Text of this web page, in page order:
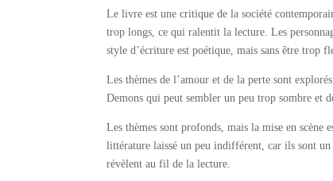
Le livre est une critique de la société
trop longs, ce qui ralentit la lecture. Les
style d’écriture est poétique, mais sans être trop
Les thèmes de l’amour et de la perte sont
Demons qui peut sembler un peu trop sombre et
Les thèmes sont profonds, mais la mise en scène
littérature laissé un peu indifférent, car ils sont
révèlent au fil de la lecture.